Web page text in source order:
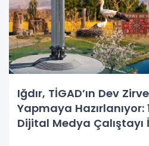
Iğdır, TİGAD’ın Dev
Yapmaya
Dijital Medya Çalıştayı